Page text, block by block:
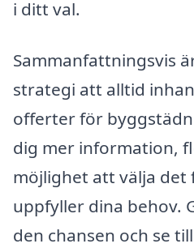
i ditt val.
Sammanfattningsvis
strategi att alltid
offerter för
dig mer information,
möjlighet att välja det
uppfyller dina behov.
den chansen och se